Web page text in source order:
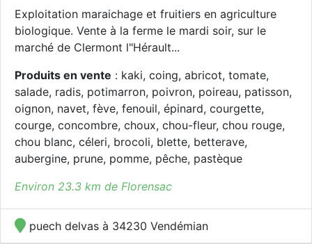
Exploitation maraichage et fruitiers en agriculture
biologique. Vente à la ferme le mardi soir, sur le
marché de Clermont l"Hérault...
Produits en vente : kaki, coing, abricot, tomate,
salade, radis, potimarron, poivron, poireau, patisson,
oignon, navet, fève, fenouil, épinard, courgette,
courge, concombre, choux, chou-fleur, chou rouge,
chou blanc, céleri, brocoli, blette, betterave,
aubergine, prune, pomme, pêche, pastèque
Environ 23.3 km de Florensac
puech delvas à 34230 Vendémian